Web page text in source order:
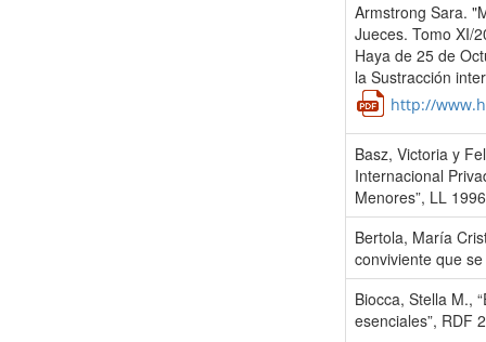
Armstrong Sara.
Jueces. Tomo XI/
Haya de 25 de
la Sustracción
http://
Basz, Victoria y
Internacional
Menores”, LL
Bertola, María
conviviente que
Biocca, Stella M.,
esenciales”, RDF